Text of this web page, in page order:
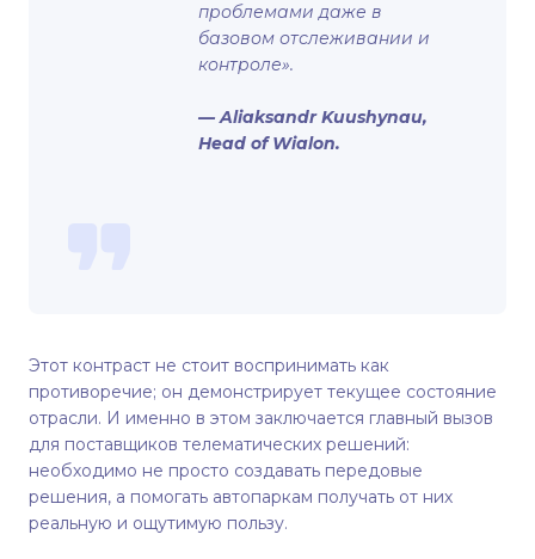
проблемами даже в
базовом отслеживании и
контроле».
— Aliaksandr Kuushynau,
Head of Wialon.
Этот контраст не стоит воспринимать как
противоречие; он демонстрирует текущее состояние
отрасли. И именно в этом заключается главный вызов
для поставщиков телематических решений:
необходимо не просто создавать передовые
решения, а помогать автопаркам получать от них
реальную и ощутимую пользу.